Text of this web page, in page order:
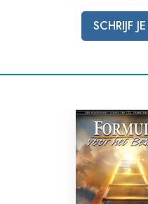
SCHRIJF